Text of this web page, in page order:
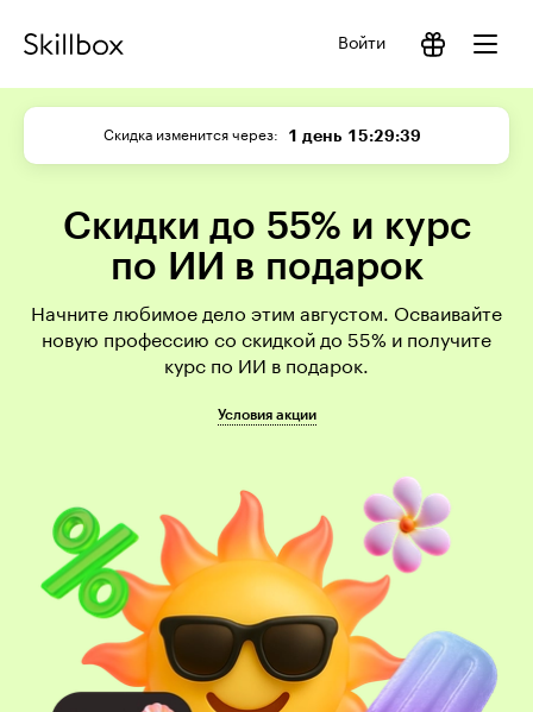
Войти
Скидка изменится через 1 день 15:29:39
Скидки до 55% и курс
по ИИ в подарок
Начните любимое дело этим августом. Осваивайте
новую профессию со скидкой до 55% и получите
курс по ИИ в подарок.
Условия акции